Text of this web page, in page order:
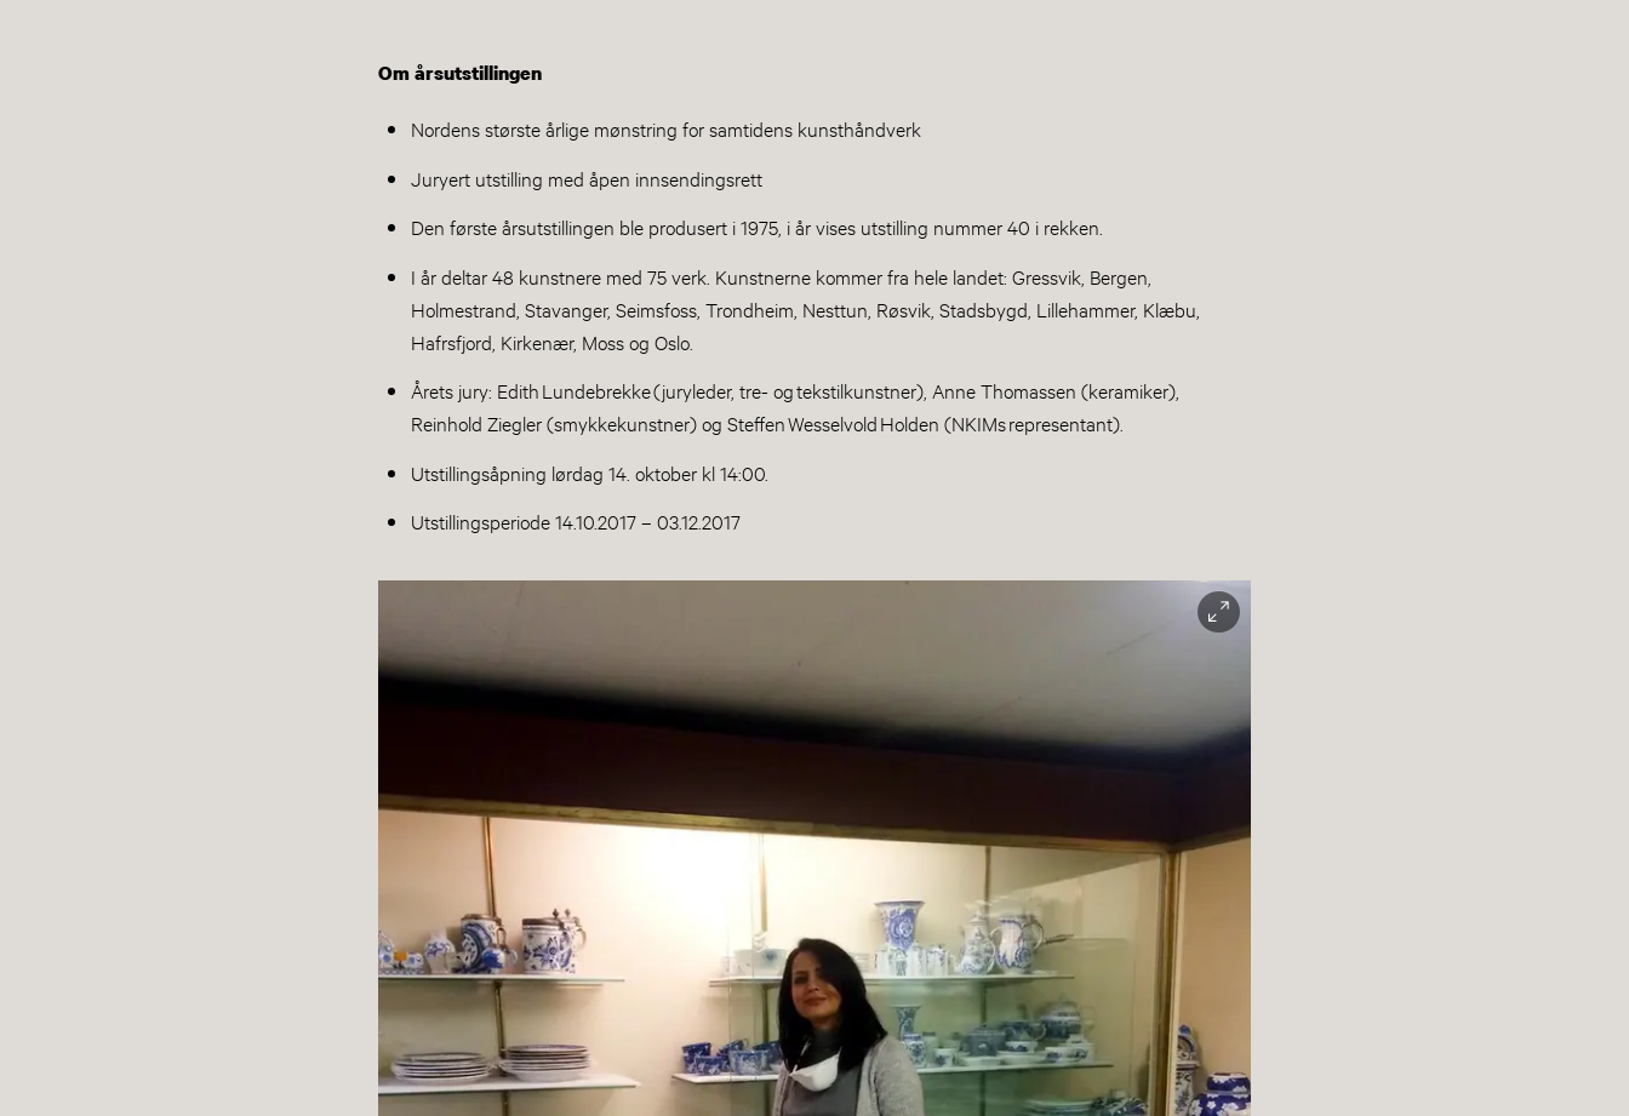
Om årsutstillingen
Nordens største årlige mønstring for samtidens kunsthåndverk
Juryert utstilling med åpen innsendingsrett
Den første årsutstillingen ble produsert i 1975, i år vises utstilling nummer 40 i rekken.
I år deltar 48 kunstnere med 75 verk. Kunstnerne kommer fra hele landet: Gressvik, Bergen,
Holmestrand, Stavanger, Seimsfoss, Trondheim, Nesttun, Røsvik, Stadsbygd, Lillehammer, Klæbu,
Hafrsfjord, Kirkenær, Moss og Oslo.
Årets jury: Edith Lundebrekke (juryleder, tre- og tekstilkunstner), Anne Thomassen (keramiker),
Reinhold Ziegler (smykkekunstner) og Steffen Wesselvold Holden (NKIMs representant).
Utstillingsåpning lørdag 14. oktober kl 14:00.
Utstillingsperiode 14.10.2017 – 03.12.2017​